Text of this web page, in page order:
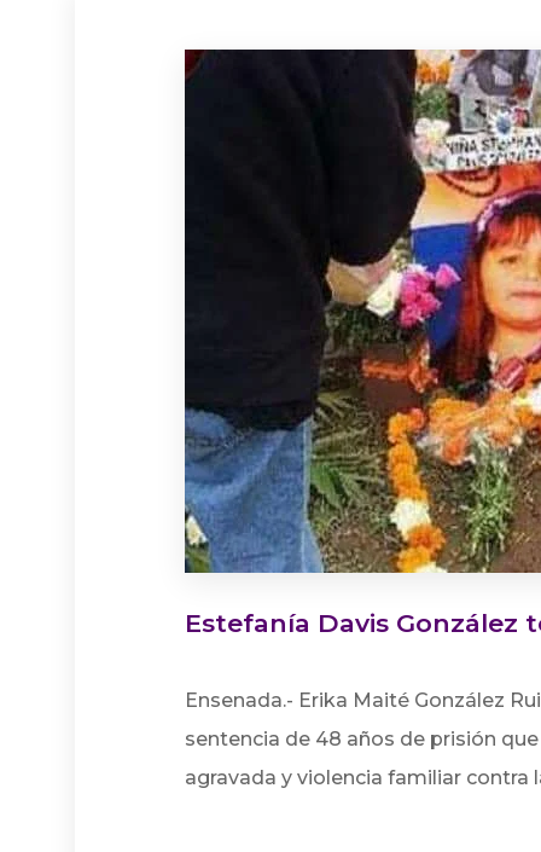
Estefanía Davis González
Ensenada.- Erika Maité González
sentencia de 48 años de prisión
agravada y violencia familiar contra